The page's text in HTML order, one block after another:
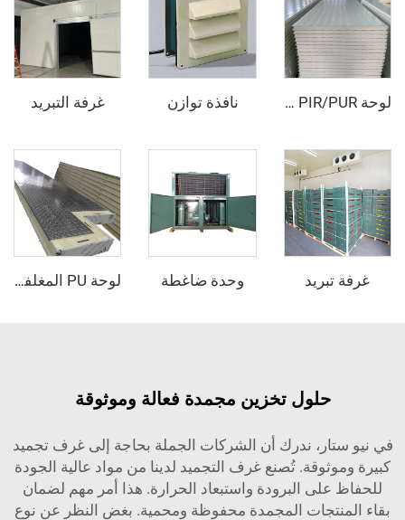
لوحة PIR/PUR المركبة نافذة توازن غرفة التبريد
وحدة ضاغطة لوحة PU المغلفة بالمعدن
حلول تخزين مجمدة فعالة وموثوقة
ندرك أن الشركات الجملة بحاجة إلى غرف تجميد
تُصنع غرف التجميد لدينا من مواد عالية الجودة
البرودة واستبعاد الحرارة. هذا أمر مهم لضمان
المجمدة محفوظة ومحمية. بغض النظر عن نوع